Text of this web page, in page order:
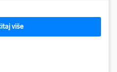
više